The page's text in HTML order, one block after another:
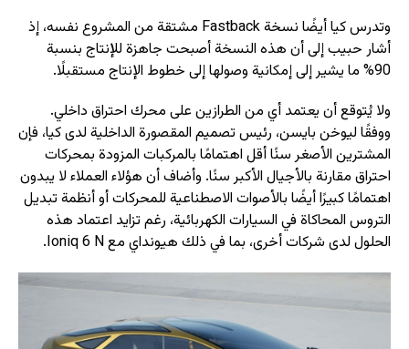
وتدرس كيا أيضًا نسخة Fastback مشتقة من المشروع نفسه، إذ
أشار حبيب إلى أن هذه النسخة أصبحت جاهزة للإنتاج بنسبة
90% ما يشير إلى إمكانية وصولها إلى خطوط الإنتاج مستقبلًا.
ولا يُتوقع أن يعتمد أي من الطرازين على محرك احتراق داخلي.
ووفقًا ليوخن بايسن، رئيس تصميم المقصورة الداخلية لدى كيا، فإن
المشترين الأصغر سنًا أقل اهتمامًا بالمركبات المزودة بمحركات
احتراق مقارنة بالأجيال الأكبر سنًا. وأضاف أن هؤلاء العملاء لا يبدون
اهتمامًا كبيرًا أيضًا بالأصوات الاصطناعية للمحركات أو أنظمة تبديل
التروس المحاكاة في السيارات الكهربائية، رغم تزايد اعتماد هذه
الحلول لدى شركات أخرى، بما في ذلك هيونداي مع Ioniq 6 N.